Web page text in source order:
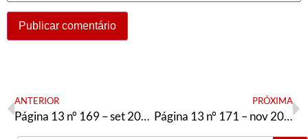
ANTERIOR
Página 13 n° 169 – set 2017
PRÓXIMA
Página 13 n° 171 – nov 2017